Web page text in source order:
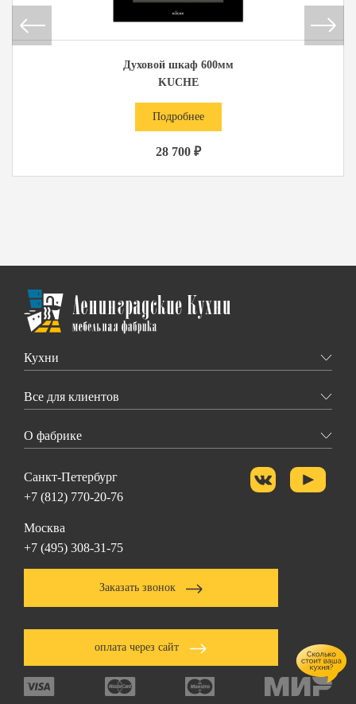
Духовой шкаф 600мм
KUCHE
Подробнее
28 700 ₽
Кухни
Все для клиентов
О фабрике
Санкт-Петербург
+7 (812) 770-20-76
Москва
+7 (495) 308-31-75
Заказать звонок
оплата через сайт